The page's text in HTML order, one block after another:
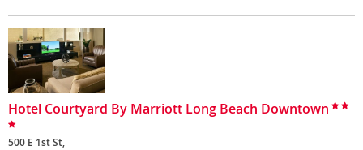
Hotel Courtyard By Marriott Long Beach Downtown
500 E 1st St,